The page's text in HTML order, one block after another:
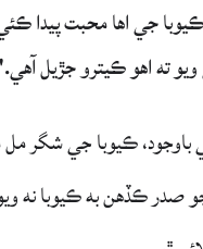
جي اها محبت پيدا
ته اهو ڪيترو جڙيل
ڪيوبا جي شگر
صدر ڪڏهن به ڪيوبا نه